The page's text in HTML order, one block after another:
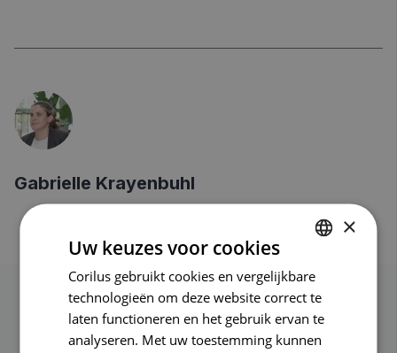
Gabrielle Krayenbuhl
Verwant bericht
DUTCH
FRENCH
×
Uw keuzes voor cookies
Corilus gebruikt cookies en vergelijkbare
technologieën om deze website correct te
laten functioneren en het gebruik ervan te
analyseren. Met uw toestemming kunnen